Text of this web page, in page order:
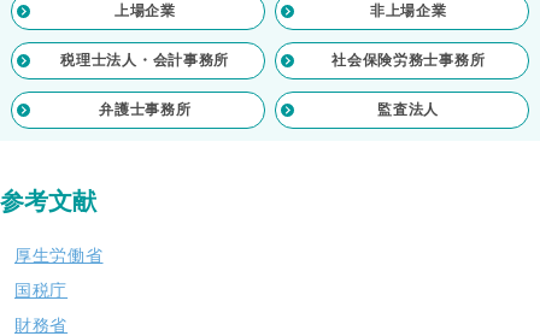
上場企業 非上場企業
税理士法人・会計事務所 社会保険労務士事務所
弁護士事務所 監査法人
参考文献
厚生労働省
国税庁
財務省